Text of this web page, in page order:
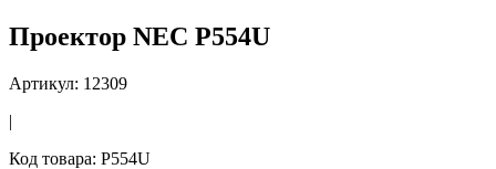
Проектор NEC P554U
Артикул: 12309
|
Код товара: P554U